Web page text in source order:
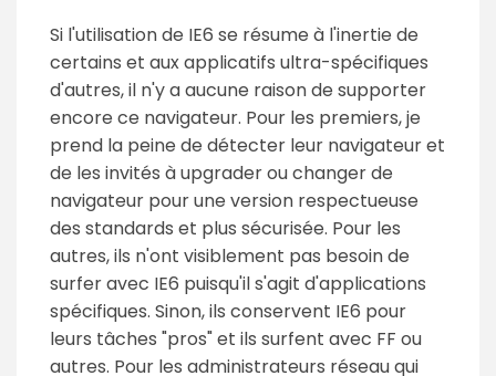
Si l'utilisation de IE6 se résume à l'inertie de
certains et aux applicatifs ultra-spécifiques
d'autres, il n'y a aucune raison de supporter
encore ce navigateur. Pour les premiers, je
prend la peine de détecter leur navigateur et
de les invités à upgrader ou changer de
navigateur pour une version respectueuse
des standards et plus sécurisée. Pour les
autres, ils n'ont visiblement pas besoin de
surfer avec IE6 puisqu'il s'agit d'applications
spécifiques. Sinon, ils conservent IE6 pour
leurs tâches "pros" et ils surfent avec FF ou
autres. Pour les administrateurs réseau qui